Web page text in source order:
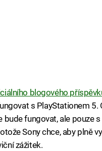
blogového
s PlayStationem 5.
bude fungovat, ale pouze
Sony chce, aby plně
zážitek.